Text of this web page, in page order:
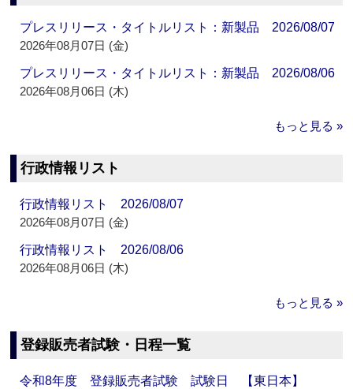
プレスリリース・タイトルリスト：新製品 2026/08/07
2026年08月07日 (金)
プレスリリース・タイトルリスト：新製品 2026/08/06
2026年08月06日 (木)
もっと見る »
行政情報リスト
行政情報リスト 2026/08/07
2026年08月07日 (金)
行政情報リスト 2026/08/06
2026年08月06日 (木)
もっと見る »
登録販売者試験・日程一覧
令和8年度 登録販売者試験 試験日 【東日本】